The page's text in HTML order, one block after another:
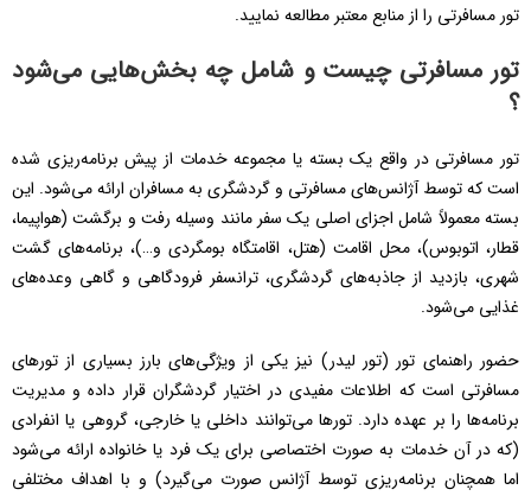
تور مسافرتی را از منابع معتبر مطالعه نمایید.
تور مسافرتی چیست و شامل چه بخش‌هایی می‌شود
؟
تور مسافرتی در واقع یک بسته یا مجموعه خدمات از پیش برنامه‌ریزی شده
است که توسط آژانس‌های مسافرتی و گردشگری به مسافران ارائه می‌شود. این
بسته معمولاً شامل اجزای اصلی یک سفر مانند وسیله رفت و برگشت (هواپیما،
قطار، اتوبوس)، محل اقامت (هتل، اقامتگاه بومگردی و…)، برنامه‌های گشت
شهری، بازدید از جاذبه‌های گردشگری، ترانسفر فرودگاهی و گاهی وعده‌های
غذایی می‌شود.
حضور راهنمای تور (تور لیدر) نیز یکی از ویژگی‌های بارز بسیاری از تورهای
مسافرتی است که اطلاعات مفیدی در اختیار گردشگران قرار داده و مدیریت
برنامه‌ها را بر عهده دارد. تورها می‌توانند داخلی یا خارجی، گروهی یا انفرادی
(که در آن خدمات به صورت اختصاصی برای یک فرد یا خانواده ارائه می‌شود
اما همچنان برنامه‌ریزی توسط آژانس صورت می‌گیرد) و با اهداف مختلفی